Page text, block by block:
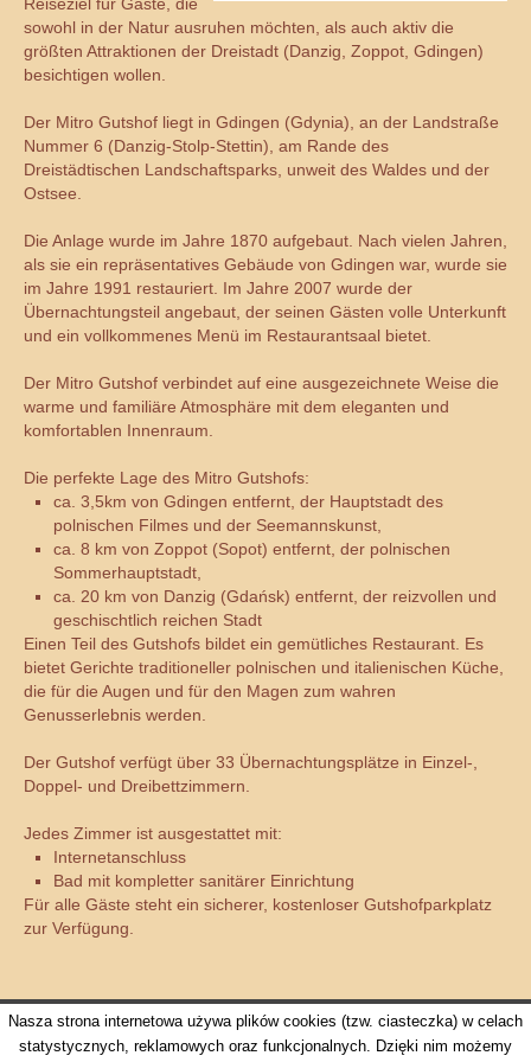
sowohl in der Natur ausruhen möchten, als auch aktiv die
größten Attraktionen der Dreistadt (Danzig, Zoppot, Gdingen)
besichtigen wollen.
Der Mitro Gutshof liegt in Gdingen (Gdynia), an der Landstraße
Nummer 6 (Danzig-Stolp-Stettin), am Rande des
Dreistädtischen Landschaftsparks, unweit des Waldes und der
Ostsee.
Die Anlage wurde im Jahre 1870 aufgebaut. Nach vielen Jahren,
als sie ein repräsentatives Gebäude von Gdingen war, wurde sie
im Jahre 1991 restauriert. Im Jahre 2007 wurde der
Übernachtungsteil angebaut, der seinen Gästen volle Unterkunft
und ein vollkommenes Menü im Restaurantsaal bietet.
Der Mitro Gutshof verbindet auf eine ausgezeichnete Weise die
warme und familiäre Atmosphäre mit dem eleganten und
komfortablen Innenraum.
Die perfekte Lage des Mitro Gutshofs:
ca. 3,5km von Gdingen entfernt, der Hauptstadt des
polnischen Filmes und der Seemannskunst,
ca. 8 km von Zoppot (Sopot) entfernt, der polnischen
Sommerhauptstadt,
ca. 20 km von Danzig (Gdańsk) entfernt, der reizvollen und
geschischtlich reichen Stadt
Einen Teil des Gutshofs bildet ein gemütliches Restaurant. Es
bietet Gerichte traditioneller polnischen und italienischen Küche,
die für die Augen und für den Magen zum wahren
Genusserlebnis werden.
Der Gutshof verfügt über 33 Übernachtungsplätze in Einzel-,
Doppel- und Dreibettzimmern.
Jedes Zimmer ist ausgestattet mit:
Internetanschluss
Bad mit kompletter sanitärer Einrichtung
Für alle Gäste steht ein sicherer, kostenloser Gutshofparkplatz
zur Verfügung.
All rights reserved ©www.dworek-mitro.pl
Nasza strona internetowa używa plików cookies (tzw. ciasteczka) w celach
statystycznych, reklamowych oraz funkcjonalnych. Dzięki nim możemy